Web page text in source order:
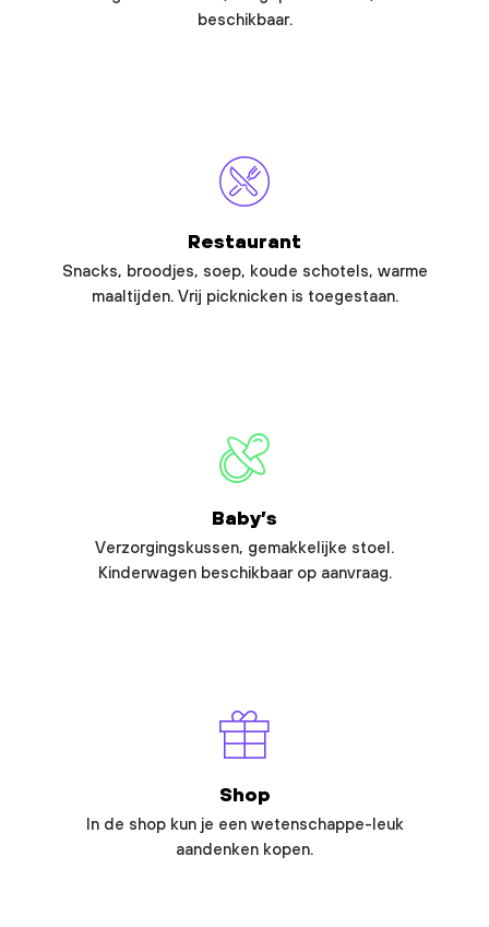
beschikbaar.
Restaurant
Snacks, broodjes, soep, koude schotels, warme
maaltijden. Vrij picknicken is toegestaan.
Baby’s
Verzorgingskussen, gemakkelijke stoel.
Kinderwagen beschikbaar op aanvraag.
Shop
In de shop kun je een wetenschappe-leuk
aandenken kopen.